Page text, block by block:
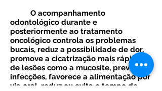
O acompanhamento
odontológico durante e
posteriormente ao tratamento
oncológico controla os problemas
bucais, reduz a possibilidade de dor,
promove a cicatrização mais rápida
de lesões como a mucosite, previne as
infecções, favorece a alimentação por
via oral, reduz ou evita o tempo de